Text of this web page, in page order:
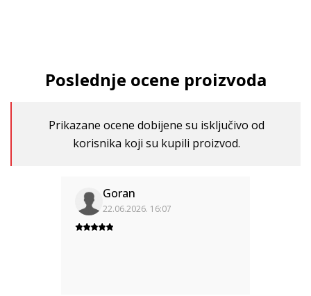
Poslednje ocene proizvoda
Prikazane ocene dobijene su isključivo od
korisnika koji su kupili proizvod.
Goran
22.06.2026. 16:07